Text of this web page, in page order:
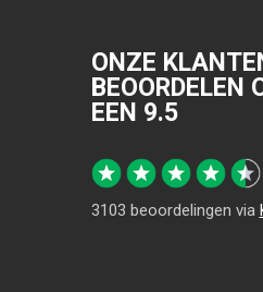
ONZE
BEOORDELEN
EEN 9.5
3103 beoordelingen via